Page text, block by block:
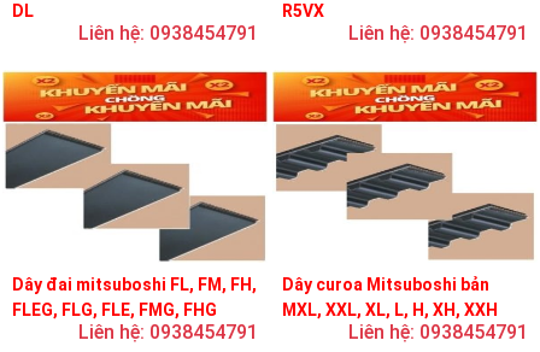
DL
Liên hệ: 0938454791
R5VX
Liên hệ: 0938454791
Dây đai mitsuboshi FL, FM, FH,
FLEG, FLG, FLE, FMG, FHG
Liên hệ: 0938454791
Dây curoa Mitsuboshi bản
MXL, XXL, XL, L, H, XH, XXH
Liên hệ: 0938454791